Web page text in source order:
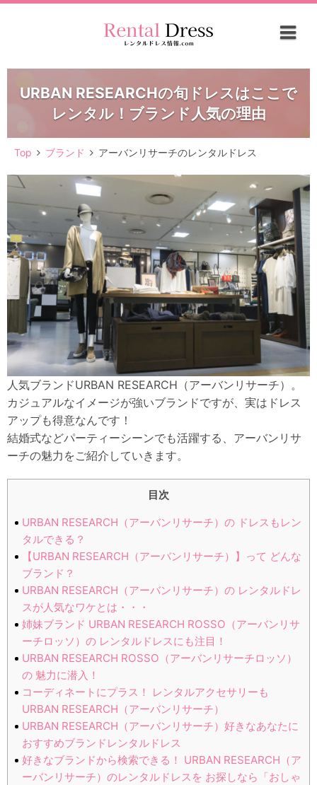
URBAN RESEARCHの旬ドレスはここで
レンタル！ブランド人気の理由
Top ブランド アーバンリサーチのレンタルドレス
人気ブランドURBAN RESEARCH（アーバンリサーチ）。
カジュアルなイメージが強いブランドですが、実はドレス
アップも得意なんです！
結婚式などパーティーシーンでも活躍する、アーバンリサ
ーチの魅力をご紹介していきます。
目次
URBAN RESEARCH（アーバンリサーチ）の ドレスもレン
タルできる？
【URBAN RESEARCH（アーバンリサーチ）】って どんな
ブランド？
URBAN RESEARCH（アーバンリサーチ）の レンタルドレ
スが人気なワケとは・・・
姉妹ブランド URBAN RESEARCH ROSSO（アーバンリサ
ーチロッソ）の レンタルドレスにも注目！
URBAN RESEARCH ROSSO（アーバンリサーチロッソ）
の 魅力に潜入！
コーディネートにプラス！ レンタルアクセサリーも
URBAN RESEARCH（アーバンリサーチ）
URBAN RESEARCH（アーバンリサーチ）好きなあなたに
おすすめブランドレンタルドレス
好きなブランドから検索できる！ URBAN RESEARCH（ア
ーバンリサーチ）のレンタルドレスを お探しなら「おしゃ